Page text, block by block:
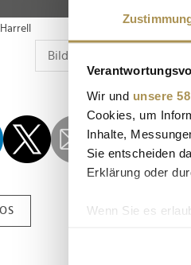
Wir und unsere
Cookies, um
Inhalte,
Sie entscheiden
Erklärung oder
Wenn Sie es